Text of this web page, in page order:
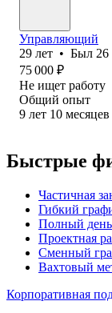
Управляющий
29 лет • Был
75 000 ₽
Не ищет работу
Общий опыт
9 лет 10 месяцев
Быстрые
Частичная
Гибкий
Полный день
Проектная
Сменный
Вахтовый
Корпоративная